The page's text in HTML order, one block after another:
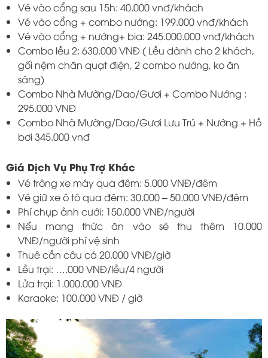
Vé vào cổng sau 15h: 40.000 vnđ/khách
Vé vào cổng + combo nướng: 199.000 vnđ/khách
Vé vào cổng + nướng+ bia: 245.000.000 vnđ/khách
Combo lều 2: 630.000 VNĐ ( Lều dành cho 2 khách,
gối nệm chăn quạt điện, 2 combo nướng, ko ăn
sáng)
Combo Nhà Mường/Dao/Gươi + Combo Nướng :
295.000 VNĐ
Combo Nhà Mường/Dao/Gươi Lưu Trú + Nướng + Hồ
bơi 345.000 vnđ
Giá Dịch Vụ Phụ Trợ Khác
Vé trông xe máy qua đêm: 5.000 VNĐ/đêm
Vé giữ xe ô tô qua đêm: 30.000 – 50.000 VNĐ/đêm
Phí chụp ảnh cưới: 150.000 VNĐ/người
Nếu mang thức ăn vào sẽ thu thêm 10.000
VNĐ/người phí vệ sinh
Thuê cần câu cá 20.000 VNĐ/giờ
Lều trại: ….000 VNĐ/lều/4 người
Lửa trại: 1.000.000 VNĐ
Karaoke: 100.000 VNĐ / giờ